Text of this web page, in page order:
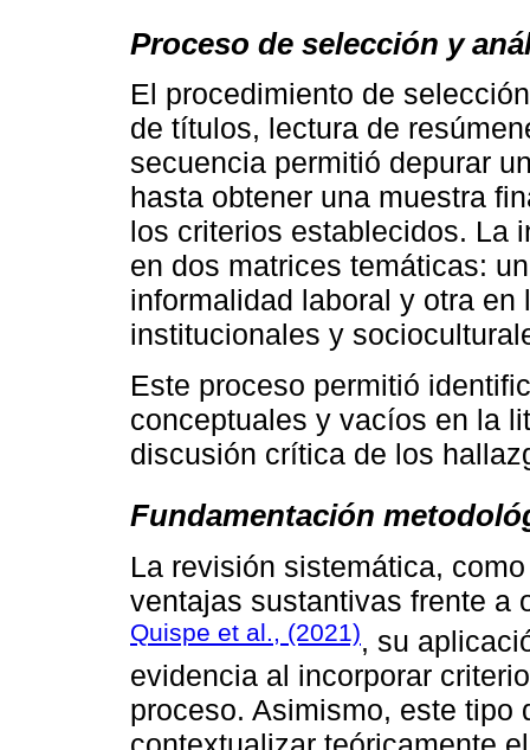
Proceso de selección y
El procedimiento de
de títulos, lectura de
secuencia permitió depurar
hasta obtener una muestra
los criterios establecidos. La
en dos matrices temáticas:
informalidad laboral y otra
institucionales y
Este proceso permitió
conceptuales y vacíos en la
discusión crítica de los
Fundamentación
La revisión sistemática,
ventajas sustantivas frente a
Quispe et al., (2021), su
evidencia al incorporar
proceso. Asimismo, este tipo